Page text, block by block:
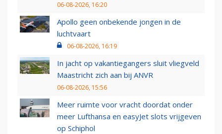
06-08-2026, 16:20
Apollo geen onbekende jongen in de
luchtvaart
06-08-2026, 16:19
In jacht op vakantiegangers sluit vliegveld
Maastricht zich aan bij ANVR
06-08-2026, 15:56
Meer ruimte voor vracht doordat onder
meer Lufthansa en easyJet slots vrijgeven
op Schiphol